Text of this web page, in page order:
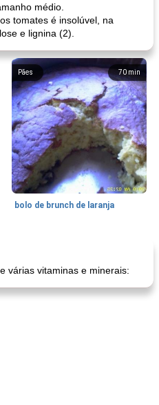
médio.
tomates é insolúvel, na
e lignina (2).
70 min
Pães
bolo de brunch de laranja
várias vitaminas e minerais: